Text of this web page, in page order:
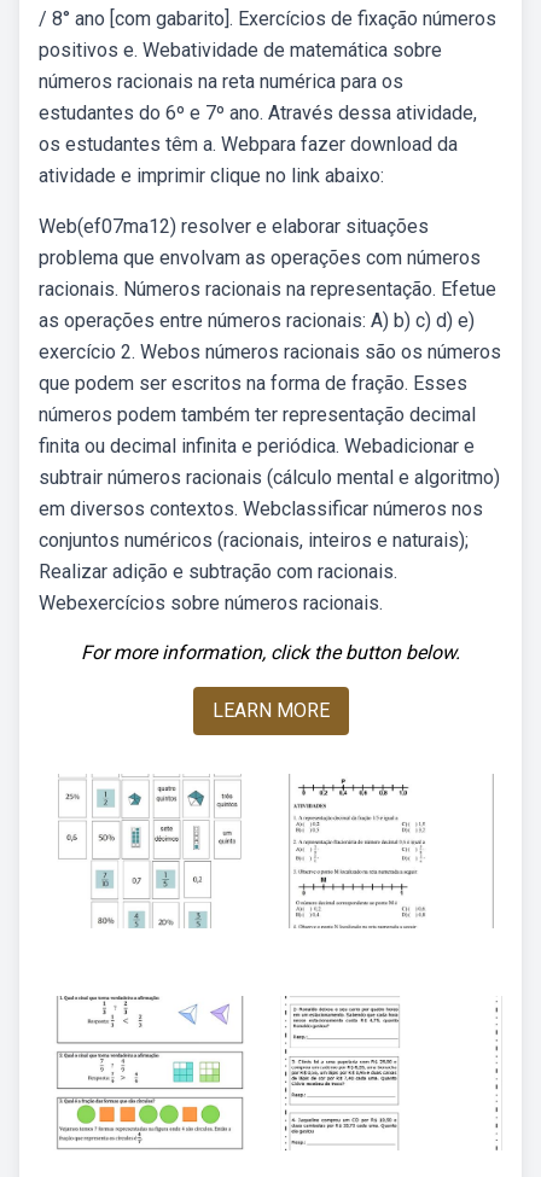
/ 8° ano [com gabarito]. Exercícios de fixação números
positivos e. Webatividade de matemática sobre
números racionais na reta numérica para os
estudantes do 6º e 7º ano. Através dessa atividade,
os estudantes têm a. Webpara fazer download da
atividade e imprimir clique no link abaixo:
Web(ef07ma12) resolver e elaborar situações
problema que envolvam as operações com números
racionais. Números racionais na representação. Efetue
as operações entre números racionais: A) b) c) d) e)
exercício 2. Webos números racionais são os números
que podem ser escritos na forma de fração. Esses
números podem também ter representação decimal
finita ou decimal infinita e periódica. Webadicionar e
subtrair números racionais (cálculo mental e algoritmo)
em diversos contextos. Webclassificar números nos
conjuntos numéricos (racionais, inteiros e naturais);
Realizar adição e subtração com racionais.
Webexercícios sobre números racionais.
For more information, click the button below.
LEARN MORE